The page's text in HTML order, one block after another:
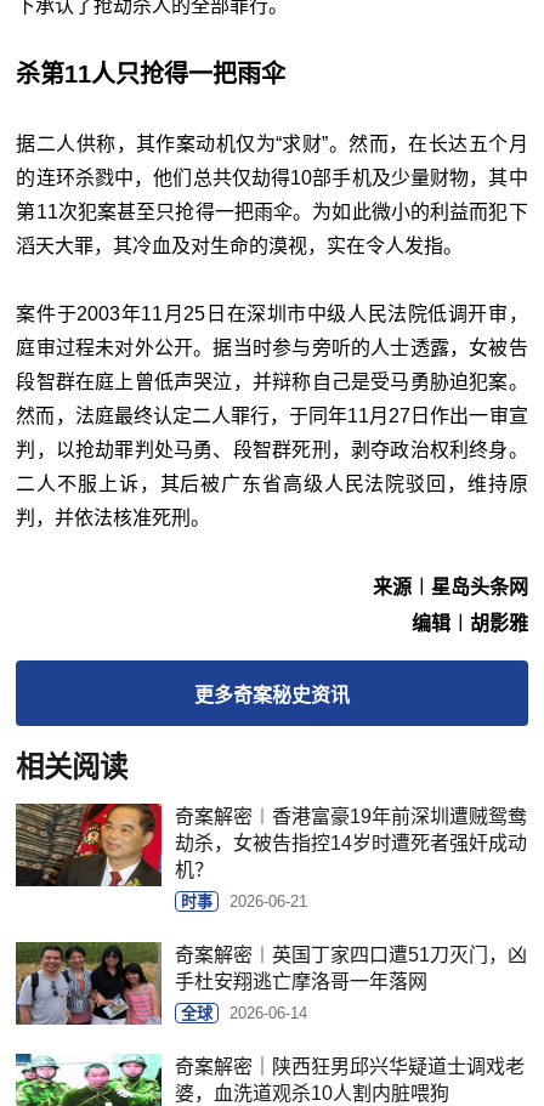
下承认了抢劫杀人的全部罪行。
杀第11人只抢得一把雨伞
据二人供称，其作案动机仅为“求财”。然而，在长达五个月
的连环杀戮中，他们总共仅劫得10部手机及少量财物，其中
第11次犯案甚至只抢得一把雨伞。为如此微小的利益而犯下
滔天大罪，其冷血及对生命的漠视，实在令人发指。
案件于2003年11月25日在深圳市中级人民法院低调开审，
庭审过程未对外公开。据当时参与旁听的人士透露，女被告
段智群在庭上曾低声哭泣，并辩称自己是受马勇胁迫犯案。
然而，法庭最终认定二人罪行，于同年11月27日作出一审宣
判，以抢劫罪判处马勇、段智群死刑，剥夺政治权利终身。
二人不服上诉，其后被广东省高级人民法院驳回，维持原
判，并依法核准死刑。
来源︱星岛头条网
编辑︱胡影雅
更多奇案秘史资讯
相关阅读
奇案解密︱香港富豪19年前深圳遭贼鸳鸯
劫杀，女被告指控14岁时遭死者强奸成动
机？
时事 2026-06-21
奇案解密︱英国丁家四口遭51刀灭门，凶
手杜安翔逃亡摩洛哥一年落网
全球 2026-06-14
奇案解密｜陕西狂男邱兴华疑道士调戏老
婆，血洗道观杀10人割内脏喂狗